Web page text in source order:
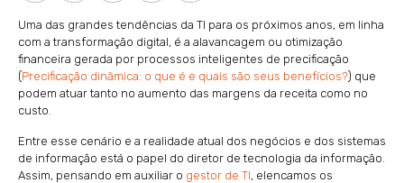
Uma das grandes tendências da TI para os próximos anos, em linha
com a transformação digital, é a alavancagem ou otimização
financeira gerada por processos inteligentes de precificação
(Precificação dinâmica: o que é e quais são seus benefícios?) que
podem atuar tanto no aumento das margens da receita como no
custo.
Entre esse cenário e a realidade atual dos negócios e dos sistemas
de informação está o papel do diretor de tecnologia da informação.
Assim, pensando em auxiliar o gestor de TI, elencamos os